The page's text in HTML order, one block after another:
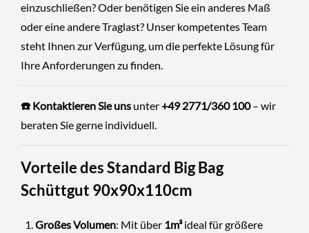
einzuschließen? Oder benötigen Sie ein anderes Maß
oder eine andere Traglast? Unser kompetentes Team
steht Ihnen zur Verfügung, um die perfekte Lösung für
Ihre Anforderungen zu finden.
☎️ Kontaktieren Sie uns unter+49 2771/360 100– wir
beraten Sie gerne individuell.
Vorteile des Standard Big Bag
Schüttgut 90x90x110cm
Großes Volumen: Mit über 1m³ideal für größere